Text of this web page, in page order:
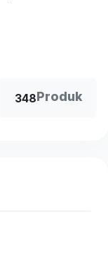
348Produk